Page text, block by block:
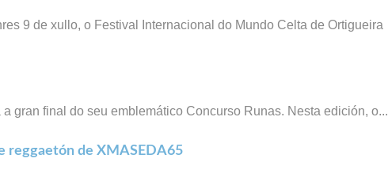
9 de xullo, o Festival Internacional do Mundo Celta de Ortigueira
gran final do seu emblemático Concurso Runas. Nesta edición, o...
reggaetón de XMASEDA65